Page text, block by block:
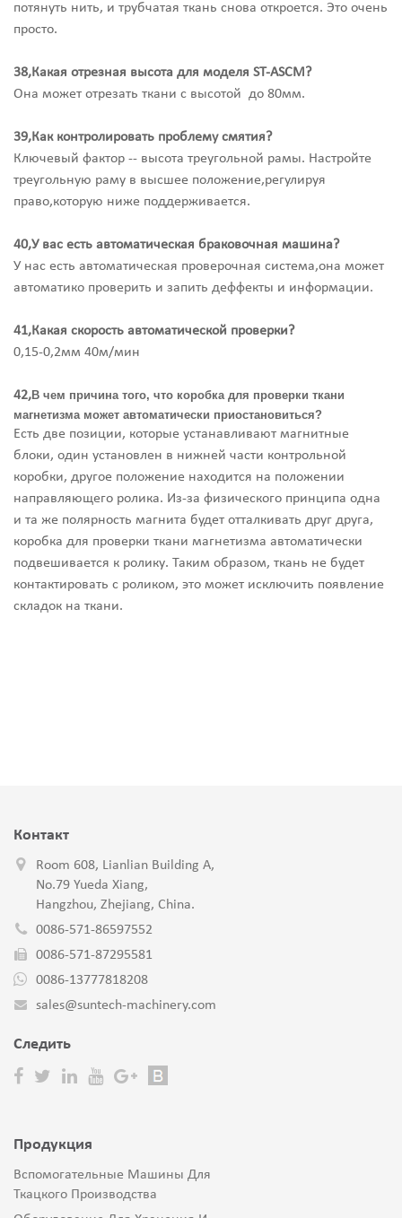
потянуть нить, и трубчатая ткань снова откроется. Это очень
просто.
38,Какая отрезная высота для моделя ST-ASCM?
Она может отрезать ткани с высотой до 80мм.
39,Как контролировать проблему смятия?
Ключевый фактор -- высота треугольной рамы. Настройте
треугольную раму в высшее положение,регулируя
право,которую ниже поддерживается.
40,У вас есть автоматическая браковочная машина?
У нас есть автоматическая проверочная система,она может
автоматико проверить и запить деффекты и информации.
41,Какая скорость автоматической проверки?
0,15-0,2мм 40м/мин
42,В чем причина того, что коробка для проверки ткани
магнетизма может автоматически приостановиться?
Есть две позиции, которые устанавливают магнитные
блоки, один установлен в нижней части контрольной
коробки, другое положение находится на положении
направляющего ролика. Из-за физического принципа одна
и та же полярность магнита будет отталкивать друг друга,
коробка для проверки ткани магнетизма автоматически
подвешивается к ролику. Таким образом, ткань не будет
контактировать с роликом, это может исключить появление
складок на ткани.
Контакт
Room 608, Lianlian Building A,
No.79 Yueda Xiang,
Hangzhou, Zhejiang, China.
0086-571-86597552
0086-571-87295581
0086-13777818208
sales@suntech-machinery.com
Cледить
Продукция
Вспомогательные Машины Для
Ткацкого Производства